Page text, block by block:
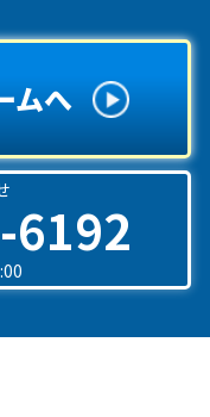
ムへ
6192